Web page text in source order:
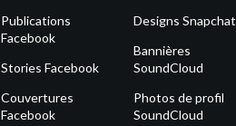
Publications
Facebook
Stories Facebook
Couvertures
Facebook
Designs Snapchat
Bannières
SoundCloud
Photos de profil
SoundCloud